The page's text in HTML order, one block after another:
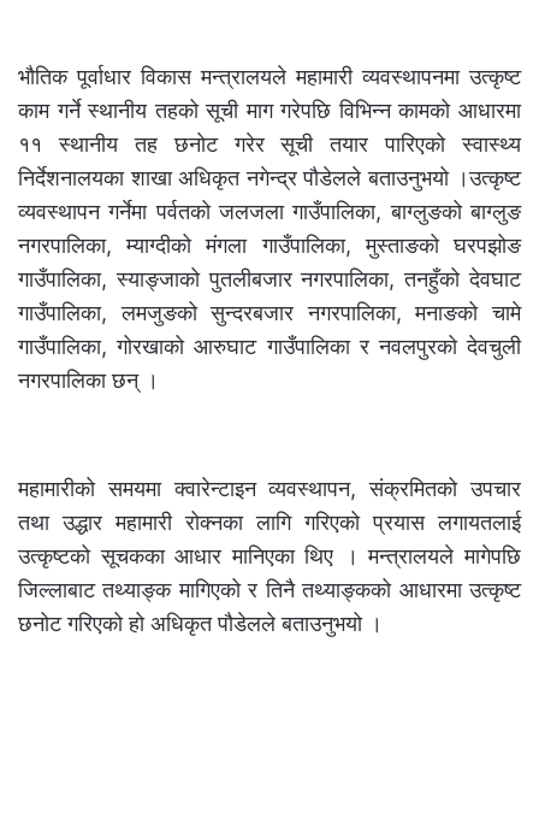
भौतिक पूर्वाधार विकास मन्त्रालयले महामारी व्यवस्थापनमा उत्कृष्ट
काम गर्ने स्थानीय तहको सूची माग गरेपछि विभिन्न कामको आधारमा
११ स्थानीय तह छनोट गरेर सूची तयार पारिएको स्वास्थ्य
निर्देशनालयका शाखा अधिकृत नगेन्द्र पौडेलले बताउनुभयो ।उत्कृष्ट
व्यवस्थापन गर्नेमा पर्वतको जलजला गाउँपालिका, बाग्लुङको बाग्लुङ
नगरपालिका, म्याग्दीको मंगला गाउँपालिका, मुस्ताङको घरपझोङ
गाउँपालिका, स्याङ्जाको पुतलीबजार नगरपालिका, तनहुँको देवघाट
गाउँपालिका, लमजुङको सुन्दरबजार नगरपालिका, मनाङको चामे
गाउँपालिका, गोरखाको आरुघाट गाउँपालिका र नवलपुरको देवचुली
नगरपालिका छन् ।
महामारीको समयमा क्वारेन्टाइन व्यवस्थापन, संक्रमितको उपचार
तथा उद्धार महामारी रोक्नका लागि गरिएको प्रयास लगायतलाई
उत्कृष्टको सूचकका आधार मानिएका थिए । मन्त्रालयले मागेपछि
जिल्लाबाट तथ्याङ्क मागिएको र तिनै तथ्याङ्कको आधारमा उत्कृष्ट
छनोट गरिएको हो अधिकृत पौडेलले बताउनुभयो ।